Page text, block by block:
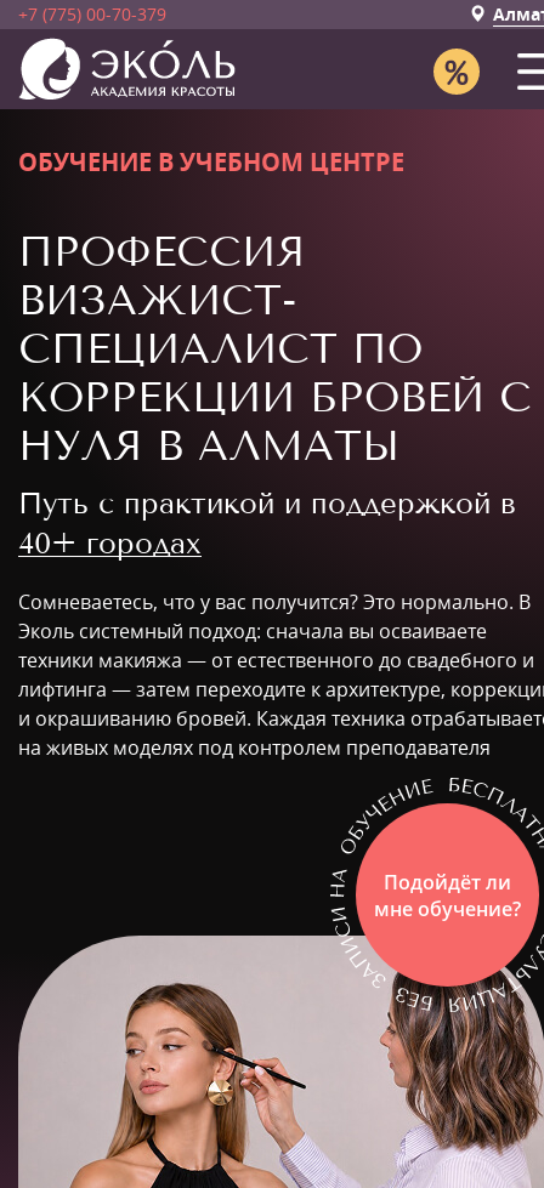
+7 (775) 00-70-379
ОБУЧЕНИЕ В УЧЕБНОМ ЦЕНТРЕ
ПРОФЕССИЯ
ВИЗАЖИСТ-
СПЕЦИАЛИСТ ПО
КОРРЕКЦИИ БРОВЕЙ С
НУЛЯ В АЛМАТЫ
Путь с практикой и поддержкой в
40+ городах
Сомневаетесь, что у вас получится? Это нормально. В
Эколь системный подход: сначала вы осваиваете
техники макияжа — от естественного до свадебного и
лифтинга — затем переходите к архитектуре,
и окрашиванию бровей. Каждая техника
на живых моделях под контролем преподавателя
Подойдёт ли
мне обучение?